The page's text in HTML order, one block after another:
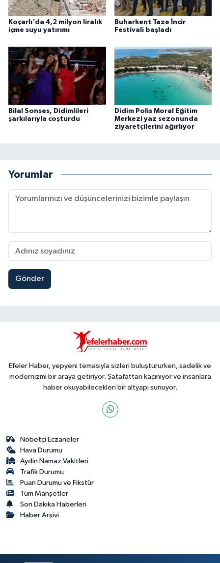
Koçarlı'da 4,2 milyon liralık
içme suyu yatırımı
Buharkent Taze İncir
Festivali başladı
Bilal Sonses, Didimlileri
şarkılarıyla coşturdu
Didim Polis Moral Eğitim
Merkezi yaz sezonunda
ziyaretçilerini ağırlıyor
Yorumlar
Gönder
Efeler Haber, yepyeni temasıyla sizleri buluştururken, sadelik ve
modernizmi bir araya getiriyor. Şatafattan kaçınıyor ve insanlara
haber okuyabilecekleri bir altyapı sunuyor.
Nöbetçi Eczaneler
Hava Durumu
Aydin Namaz Vakitleri
Trafik Durumu
Puan Durumu ve Fikstür
Tüm Manşetler
Son Dakika Haberleri
Haber Arşivi